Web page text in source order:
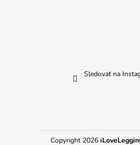
Sledovať na
Copyright 2026